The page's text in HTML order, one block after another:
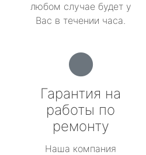
любом случае будет у
Вас в течении часа.
Гарантия на
работы по
ремонту
Наша компания